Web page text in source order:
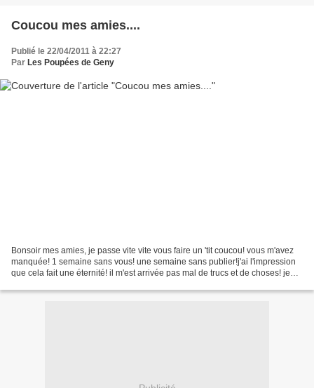
Coucou mes amies....
Publié le 22/04/2011 à 22:27
Par Les Poupées de Geny
Bonsoir mes amies, je passe vite vite vous faire un 'tit coucou! vous m'avez
manquée! 1 semaine sans vous! une semaine sans publier!j'ai l'impression
que cela fait une éternité! il m'est arrivée pas mal de trucs et de choses! je